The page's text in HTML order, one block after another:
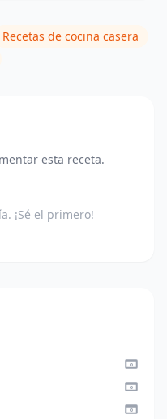
Recetas de cocina casera
esta receta.
¡Sé el primero!